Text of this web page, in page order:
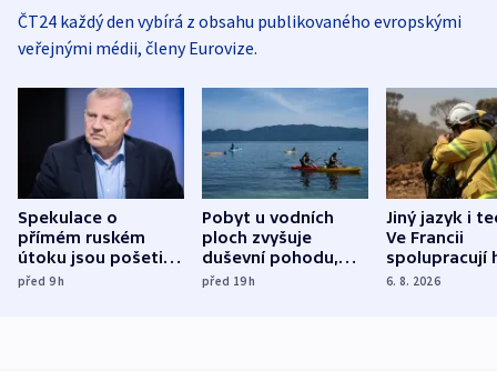
ČT24 každý den vybírá z obsahu publikovaného evropskými
veřejnými médii, členy Eurovize.
Spekulace o
přímém ruském
útoku jsou pošetilé,
míní estonský
před 9h
Pobyt u vodních
ploch zvyšuje
duševní pohodu,
ukázala
před 19h
Jiný jazyk i
Ve Francii
spolupracují
různých zemí
6. 8. 2026